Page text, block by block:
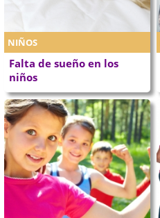
NIÑOS
Falta de sueño en los
niños